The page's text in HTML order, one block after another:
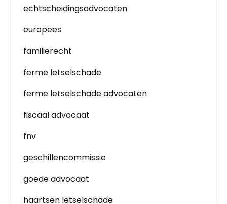
echtscheidingsadvocaten
europees
familierecht
ferme letselschade
ferme letselschade advocaten
fiscaal advocaat
fnv
geschillencommissie
goede advocaat
haartsen letselschade